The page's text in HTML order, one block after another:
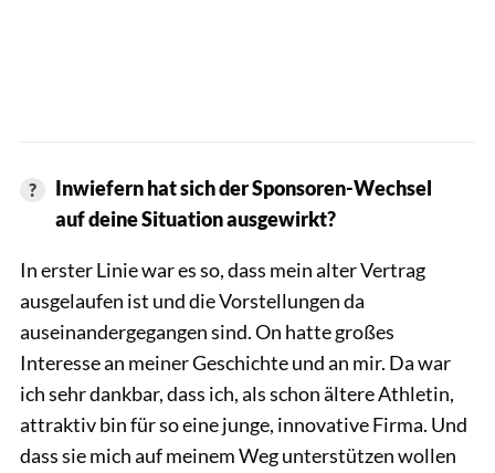
Inwiefern hat sich der Sponsoren-Wechsel
auf deine Situation ausgewirkt?
In erster Linie war es so, dass mein alter Vertrag
ausgelaufen ist und die Vorstellungen da
auseinandergegangen sind. On hatte großes
Interesse an meiner Geschichte und an mir. Da war
ich sehr dankbar, dass ich, als schon ältere Athletin,
attraktiv bin für so eine junge, innovative Firma. Und
dass sie mich auf meinem Weg unterstützen wollen